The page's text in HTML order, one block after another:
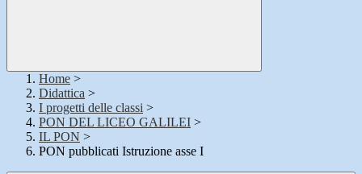
Home >
Didattica >
I progetti delle classi >
PON DEL LICEO GALILEI >
IL PON >
PON pubblicati Istruzione asse I